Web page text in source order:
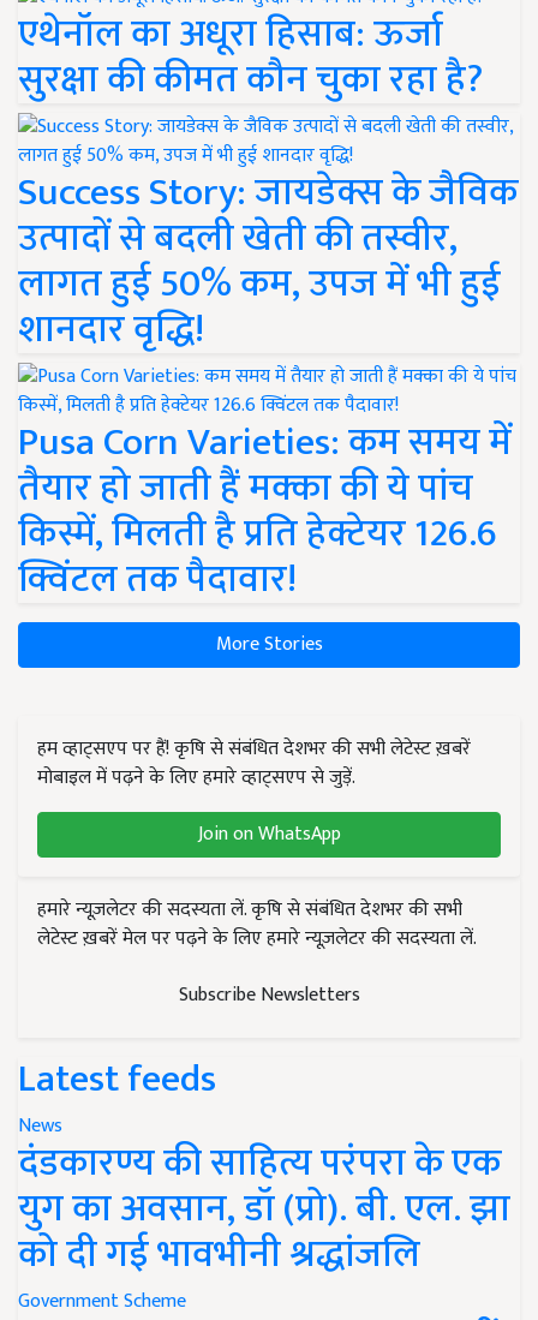
एथेनॉल का अधूरा हिसाब: ऊर्जा
सुरक्षा की कीमत कौन चुका रहा है?
Success Story: जायडेक्स के जैविक
उत्पादों से बदली खेती की तस्वीर,
लागत हुई 50% कम, उपज में भी हुई
शानदार वृद्धि!
Pusa Corn Varieties: कम समय में
तैयार हो जाती हैं मक्का की ये पांच
किस्में, मिलती है प्रति हेक्टेयर 126.6
क्विंटल तक पैदावार!
More Stories
हम व्हाट्सएप पर हैं! कृषि से संबंधित देशभर की सभी लेटेस्ट ख़बरें
मोबाइल में पढ़ने के लिए हमारे व्हाट्सएप से जुड़ें.
Join on WhatsApp
हमारे न्यूज़लेटर की सदस्यता लें. कृषि से संबंधित देशभर की सभी
लेटेस्ट ख़बरें मेल पर पढ़ने के लिए हमारे न्यूज़लेटर की सदस्यता लें.
Subscribe Newsletters
Latest feeds
News
दंडकारण्य की साहित्य परंपरा के एक
युग का अवसान, डॉ (प्रो). बी. एल. झा
को दी गई भावभीनी श्रद्धांजलि
Government Scheme